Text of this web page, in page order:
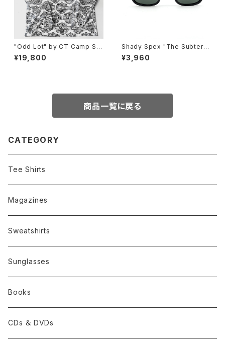
"Odd Lot" by CT Camp Shi
rt, y2k H-D 60/40
¥19,800
Shady Spex "The Subterra
nean Homesick" sunglass
es, Shiny Black w/Polarize
¥3,960
商品一覧に戻る
CATEGORY
Tee Shirts
Magazines
Sweatshirts
Sunglasses
Books
CDs ＆ DVDs